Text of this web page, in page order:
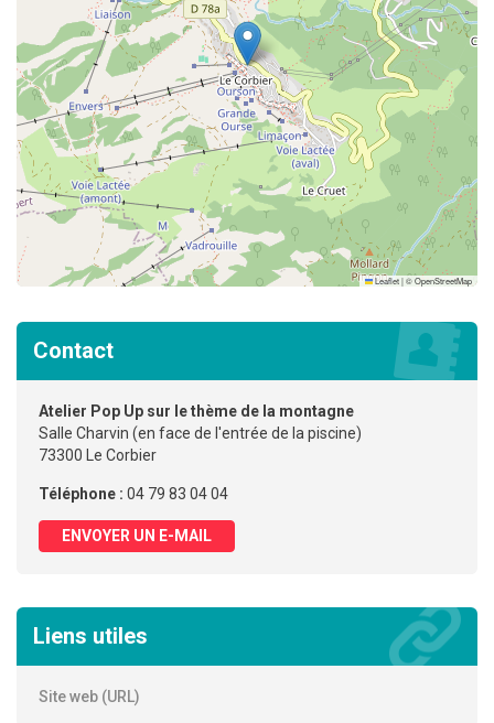
Leaflet|©OpenStreetMap
Contact
Atelier Pop Up sur le thème de la montagne
Salle Charvin (en face de l'entrée de la piscine)
73300 Le Corbier
Téléphone : 04 79 83 04 04
ENVOYER UN E-MAIL
Liens utiles
Site web (URL)